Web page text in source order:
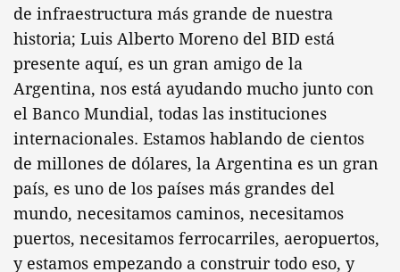
de infraestructura más grande de nuestra
historia; Luis Alberto Moreno del BID está
presente aquí, es un gran amigo de la
Argentina, nos está ayudando mucho junto con
el Banco Mundial, todas las instituciones
internacionales. Estamos hablando de cientos
de millones de dólares, la Argentina es un gran
país, es uno de los países más grandes del
mundo, necesitamos caminos, necesitamos
puertos, necesitamos ferrocarriles, aeropuertos,
y estamos empezando a construir todo eso, y